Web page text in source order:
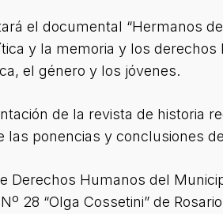
el documental “Hermanos
y la memoria y los
el género y los jóvenes.
de la revista de historia
las ponencias y conclusiones
Derechos Humanos del
28 “Olga Cossetini” de